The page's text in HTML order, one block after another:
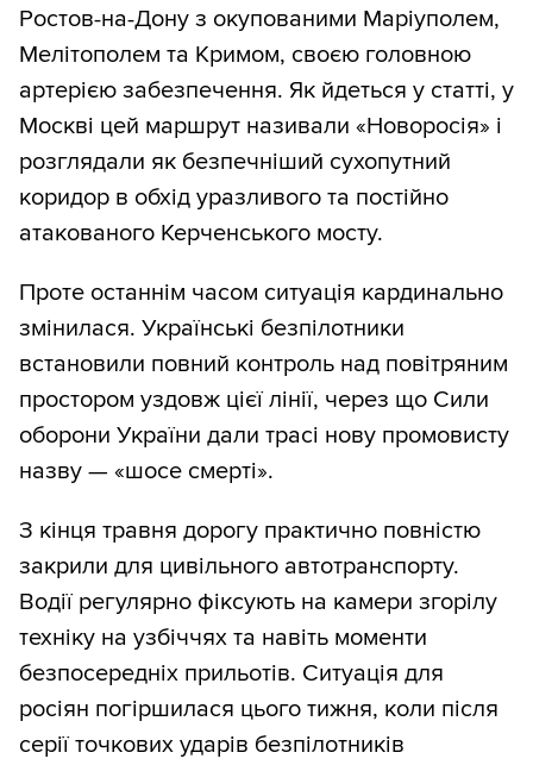
Ростов-на-Дону з окупованими Маріуполем,
Мелітополем та Кримом, своєю головною
артерією забезпечення. Як йдеться у статті, у
Москві цей маршрут називали «Новоросія» і
розглядали як безпечніший сухопутний
коридор в обхід уразливого та постійно
атакованого Керченського мосту.
Проте останнім часом ситуація кардинально
змінилася. Українські безпілотники
встановили повний контроль над повітряним
простором уздовж цієї лінії, через що Сили
оборони України дали трасі нову промовисту
назву — «шосе смерті».
З кінця травня дорогу практично повністю
закрили для цивільного автотранспорту.
Водії регулярно фіксують на камери згорілу
техніку на узбіччях та навіть моменти
безпосередніх прильотів. Ситуація для
росіян погіршилася цього тижня, коли після
серії точкових ударів безпілотників